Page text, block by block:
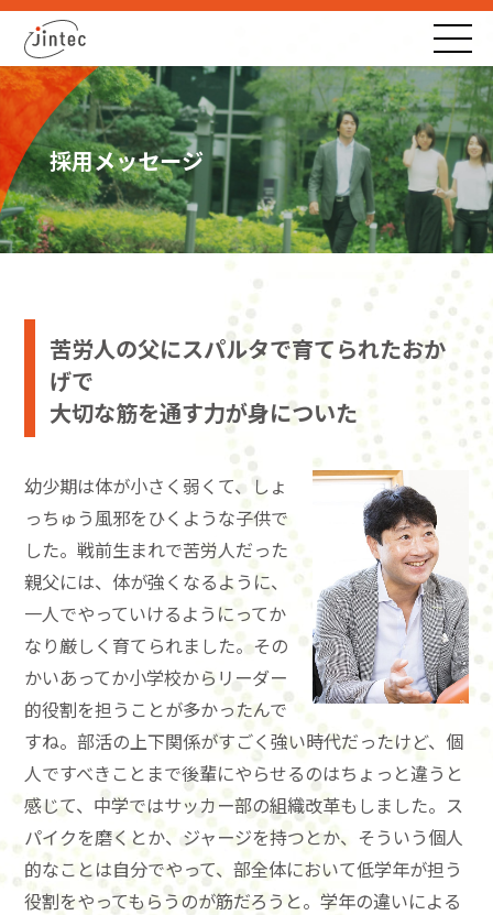
採用メッセージ
苦労人の父にスパルタで育てられたおか
げで
大切な筋を通す力が身についた
幼少期は体が小さく弱くて、しょ
っちゅう風邪をひくような子供で
した。戦前生まれで苦労人だった
親父には、体が強くなるように、
一人でやっていけるようにってか
なり厳しく育てられました。その
かいあってか小学校からリーダー
的役割を担うことが多かったんで
すね。部活の上下関係がすごく強い時代だったけど、個
人ですべきことまで後輩にやらせるのはちょっと違うと
感じて、中学ではサッカー部の組織改革もしました。ス
パイクを磨くとか、ジャージを持つとか、そういう個人
的なことは自分でやって、部全体において低学年が担う
役割をやってもらうのが筋だろうと。学年の違いによる